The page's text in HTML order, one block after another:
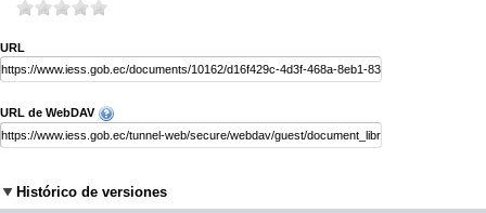
URL
URL de WebDAV
Histórico de versiones